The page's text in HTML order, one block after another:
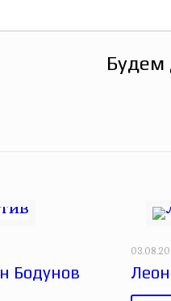
Будем
Бодунов